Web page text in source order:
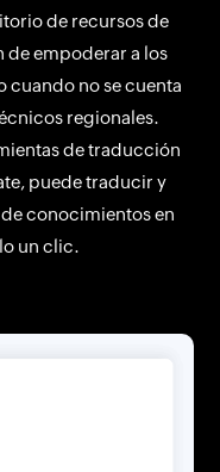
de recursos de
empoderar a los
cuando no se cuenta
regionales.
de traducción
puede traducir y
conocimientos en
un clic.